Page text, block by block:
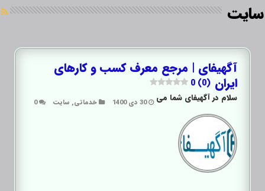
سایت
آگهیفای | مرجع معرف کسب و کارهای
ایران 0 (0)
30 دی 1400 خدماتی, سایت 0 سلام در آگهیفای شما می